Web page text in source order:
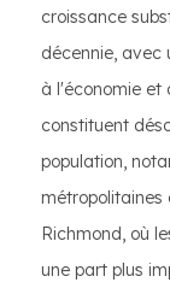
croissance
décennie, avec
à l'économie et
constituent
population,
métropolitaines
Richmond, où
une part plus